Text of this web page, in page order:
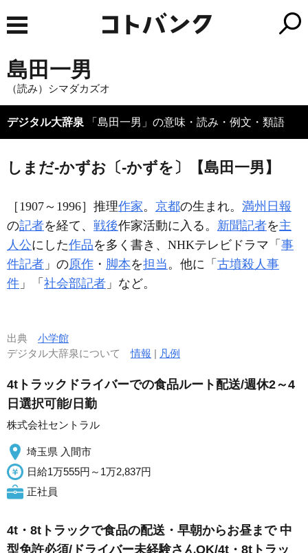
島田一男
（読み）シマダカズオ
デジタル大辞泉 「島田一男」の意味・読み・例文・類語
しまだ‐かずお〔‐かずを〕【島田一男】
［1907～1996］推理作家。 京都の生まれ。 満州日報
の記者を経て、 戦後作家活動に入る。 新聞記者を主
人公にした作品を多く書き、NHKテレビドラマ「 事
件記者 」の原作 ・ 脚本を担当。他に「 古墳殺人事
件 」「 社会部記者 」など。
出典 小学館
デジタル大辞泉について情報 | 凡例
4tトラックドライバーでの食品ルート配送/週休2～4
日選択可能/日勤
株式会社セントラル
埼玉県 入間市
日給1万555円～1万2,837円
正社員
4t・8tトラックで食品の配送・早朝からお昼まで 中
型免許必須/ドライバー未経験さんOK/4t・8tトラッ